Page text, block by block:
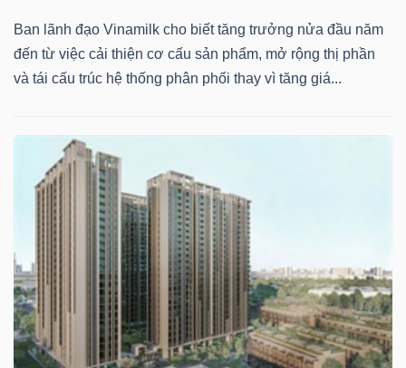
Ban lãnh đạo Vinamilk cho biết tăng trưởng nửa đầu năm
đến từ việc cải thiện cơ cấu sản phẩm, mở rộng thị phần
và tái cấu trúc hệ thống phân phối thay vì tăng giá...
Thuật
ngữ
(-)
Đào
tạo